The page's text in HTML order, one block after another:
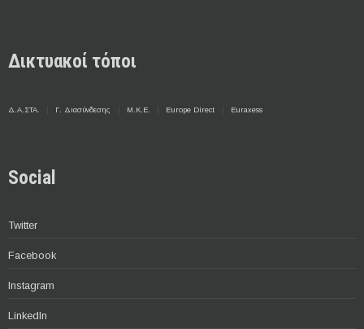
Δικτυακοί τόποι
Δ.Α.ΣΤΑ. Γ. Διασύνδεσης Μ.Κ.Ε. Europe Direct Euraxess
Social
Twitter
Facebook
Instagram
LinkedIn